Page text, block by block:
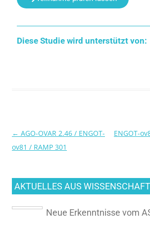
Diese Studie wird unterstützt von:
Beitragsnavigation
← AGO-OVAR 2.46 / ENGOT-
ov81 / RAMP 301
ENGOT-
AKTUELLES AUS
Neue Erkenntnisse vom